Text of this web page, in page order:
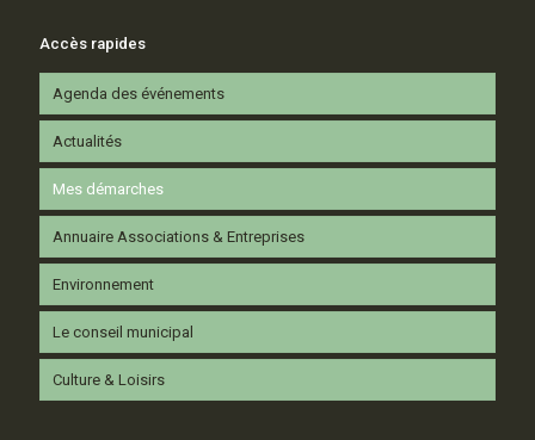
Accès rapides
Agenda des événements
Actualités
Mes démarches
Annuaire Associations & Entreprises
Environnement
Le conseil municipal
Culture & Loisirs